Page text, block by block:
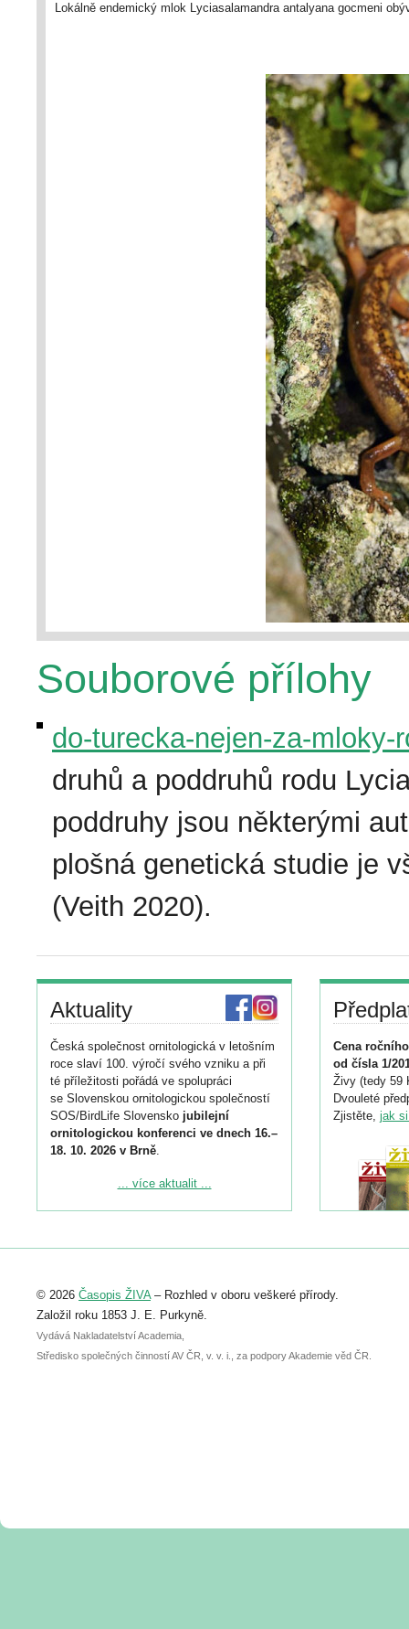
Lokálně endemický mlok Lyciasalamandra antalyana gocmeni
Souborové přílohy
do-turecka-nejen-za-
druhů a poddruhů rodu
poddruhy jsou některými
plošná genetická studie je
(Veith 2020).
Aktuality
Česká společnost ornitologická v letošním
roce slaví 100. výročí svého vzniku a při
té příležitosti pořádá ve spolupráci
se Slovenskou ornitologickou společností
SOS/BirdLife Slovensko jubilejní
ornitologickou konferenci ve dnech 16.–
18. 10. 2026 v Brně.
Podrobnější informace ke konferenci
Registrovat se můžete do 6. září.
abstraktu přihlášené přednášky nebo
posteru je už 30. června.
... více aktualit ...
Cena
od čísla 1/
Živy (tedy 59
Dvouleté
Zjistěte, jak
© 2026 Časopis ŽIVA– Rozhled v oboru veškeré přírody.
Založil roku 1853 J. E. Purkyně.
Vydává Nakladatelství Academia,
Středisko společných činností AV ČR, v. v. i., za podpory Akademie věd ČR.